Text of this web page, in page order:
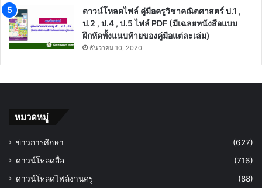
Recent Posts
เกณฑ์การแข่งขัน ศิลปหัตถกรรมนักเรียน ครั้งที่
คุรุสภาเปิดอบรมหลักสูตรออนไลน์ จำนวน 4